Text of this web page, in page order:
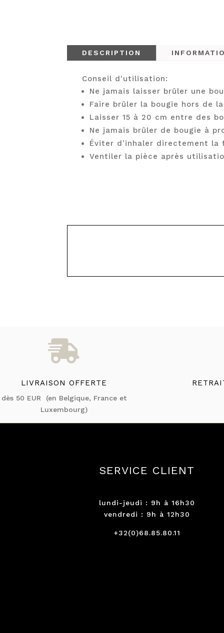
DESCRIPTION
Conseil d'utilisation:
Ne jamais laisser brûler une
Faire brûler la bougie hors de
Laisser 15 à 20 cm entre des
Ne jamais brûler de bougie à
Éviter d’inhaler directement la
Ventiler la pièce après

LIVRAISON OFFERTE
dès 50 EUR (en Belgique, France et
Luxembourg)
SERVICE CLIENT
lundi-jeudi : 9h à 16h30
vendredi : 9h à 12h30
+32(0)68.85.80.11